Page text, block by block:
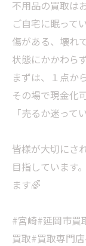
不用品の買取は
ご自宅に眠って
傷がある、壊れ
状態にかかわら
まずは、１点か
その場で現金化
「売るか迷っ
皆様が大切にさ
目指しています
ます🌈
#宮崎#延岡市買
買取#買取専門